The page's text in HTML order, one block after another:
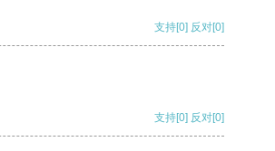
支持[0] 反对[0]
支持[0] 反对[0]